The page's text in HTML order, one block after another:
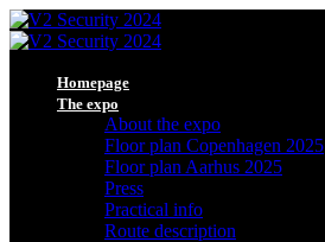
Homepage
The expo
About the expo
Floor plan Copenhagen 2025
Floor plan Aarhus 2025
Press
Practical info
Route description